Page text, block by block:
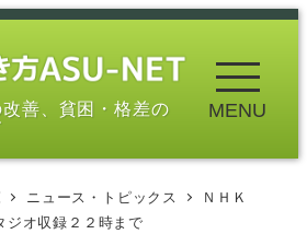
善、貧困・格差の MENU
ニュース・トピックス
ＮＨＫ
オ収録２２時まで